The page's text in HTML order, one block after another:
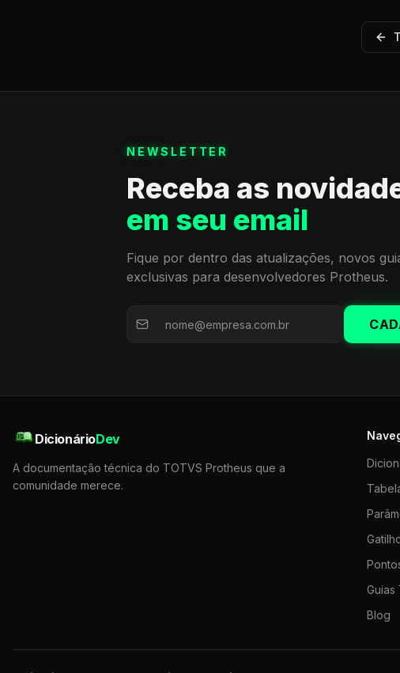
NEWSLETTER
Receba as
em seu email
Fique por dentro das atualizações, novos
exclusivas para desenvolvedores Protheus.
DicionárioDev
A documentação técnica do TOTVS Protheus que a
comunidade merece.
Guias
Blog